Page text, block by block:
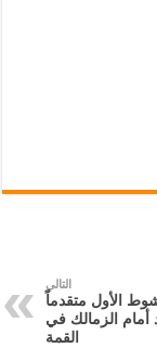
التالي
الأول متقدماً
أمام الزمالك في
القمة